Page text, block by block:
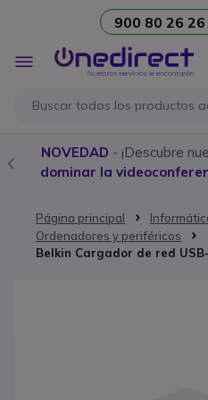
900 80 26 26
Toggle
Nav
NOVEDAD - ¡Descubre
dominar la
Página principal
Ordenadores y periféricos
Belkin Cargador de red